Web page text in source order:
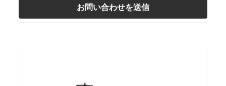
お問い合わせを送信